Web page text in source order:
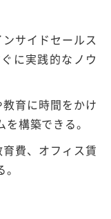
サイドセールス
に実践的なノウ
育に時間をかけ
構築できる。
費、オフィス賃